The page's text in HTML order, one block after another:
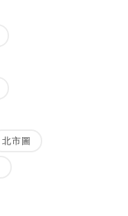
北市圖